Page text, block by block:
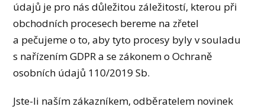
údajů je pro nás důležitou záležitostí, kterou při
obchodních procesech bereme na zřetel
a pečujeme o to, aby tyto procesy byly v souladu
s nařízením GDPR a se zákonem o Ochraně
osobních údajů 110/2019 Sb.
Jste-li naším zákazníkem, odběratelem novinek